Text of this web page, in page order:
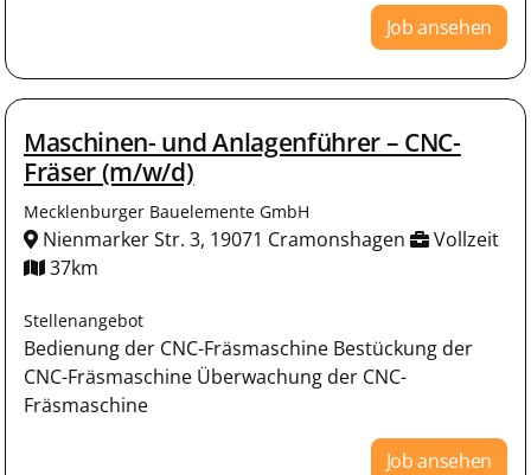
Job ansehen
Maschinen- und Anlagenführer – CNC-
Fräser (m/w/d)
Mecklenburger Bauelemente GmbH
Nienmarker Str. 3, 19071 Cramonshagen
Vollzeit
37km
Stellenangebot
Bedienung der CNC-Fräsmaschine Bestückung der
CNC-Fräsmaschine Überwachung der CNC-
Fräsmaschine
Job ansehen